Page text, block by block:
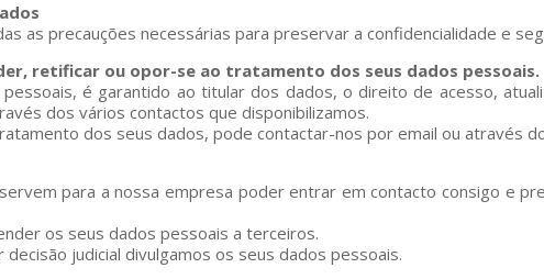
as precauções necessárias para preservar a confidencialidade e
retificar ou opor-se ao tratamento dos seus dados pessoais.
é garantido ao titular dos dados, o direito de acesso,
dos vários contactos que disponibilizamos.
dos seus dados, pode contactar-nos por email ou através
para a nossa empresa poder entrar em contacto consigo e
os seus dados pessoais a terceiros.
judicial divulgamos os seus dados pessoais.